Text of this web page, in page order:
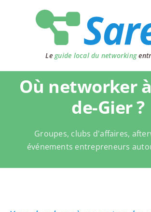
Le guide local du networking
Où networker
de-Gier ?
Groupes, clubs d'affaires,
événements entrepreneurs